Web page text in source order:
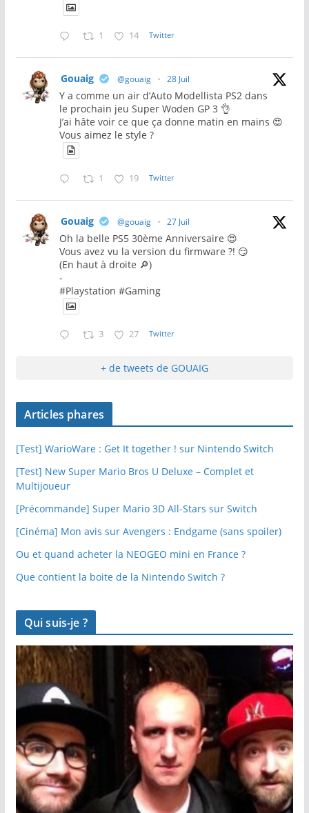
1 14 Twitter
Gouaig @gouaig · 28 Juil
Y a comme un air d’Auto Modellista PS2 dans
le prochain jeu Super Woden GP 3 👌
J’ai hâte voir ce que ça donne matin en mains 😍
Vous aimez le style ?
1 19 Twitter
Gouaig @gouaig · 27 Juil
Oh la belle PS5 30ème Anniversaire 😍
Vous avez vu la version du firmware ?! 😏
(En haut à droite 🔎)
-
#Playstation #Gaming
3 27 Twitter
+ de tweets de GOUAIG
Articles phares
[Test] WarioWare : Get It together ! sur Nintendo Switch
[Test] New Super Mario Bros U Deluxe – Complet et
Multijoueur
[Précommande] Super Mario 3D All-Stars sur Switch
[Cinéma] Mon avis sur Avengers : Endgame (sans spoiler)
Ou et quand acheter la NEOGEO mini en France ?
Que contient la boite de la Nintendo Switch ?
Qui suis-je ?